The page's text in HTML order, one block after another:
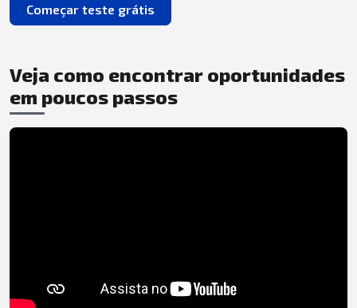
Começar teste grátis
Veja como encontrar oportunidades
em poucos passos